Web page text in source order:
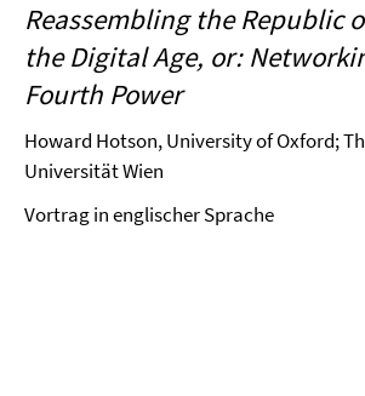
Reassembling the Republic
the Digital Age, or:
Fourth Power
Howard Hotson, University of Oxford;
Universität Wien
Vortrag in englischer Sprache